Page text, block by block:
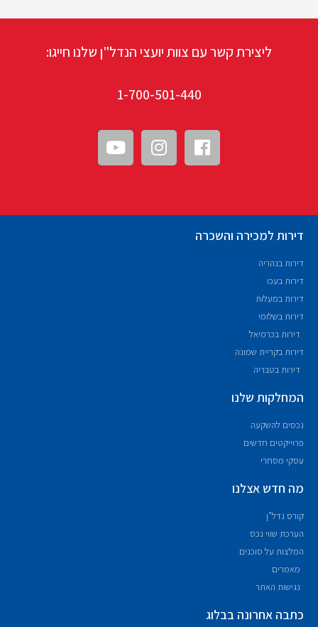
ליצירת קשר עם צוות יועצי הנדל"ן שלנו חייגו:
1-700-501-440
דירות למכירה והשכרה
דירות בנהריה
דירות בעכו
דירות במעלות
דירות בשלומי
דירות בכרמיאל
דירות בקריית שמונה
דירות בטבריה
המחלקות שלנו
נכסים להשקעה
פרוייקטים חדשים
עסקי מסחרי
מה חדש אצלנו
קורס נדל"ן
הערכת שווי נכס
המלצות על סוכנים
מאמרים
נגישות האתר
כתבה אחרונה בבלוג